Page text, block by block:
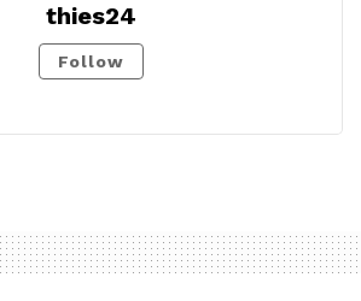
thies24
Follow